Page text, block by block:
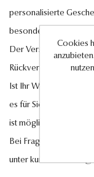
personalisierte
besondere Freude zu
Der Versand
Rückversand im Falle
Ist Ihr
es für Sie anfertigen
ist möglich.
Bei Fragen steht
unter
Cookies